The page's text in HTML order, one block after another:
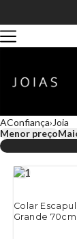
AConfiança Joia
Menor preço
Colar
Grande